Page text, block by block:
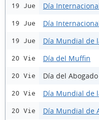
19 Jue Día
19 Jue Día
19 Jue Día Mundial de
20 Vie Día del Muffin
20 Vie Día del Abogado
20 Vie Día Mundial de
20 Vie Día Mundial de